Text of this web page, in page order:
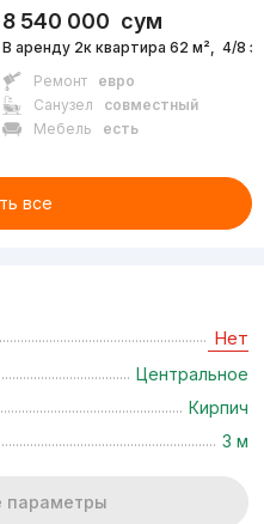
8 540 000 сум
В аренду 2к квартира 62 м²,
4/8
Ремонт
евро
Санузел
совместный
Мебель
есть
все
Нет
Центральное
Кирпич
3 м
параметры